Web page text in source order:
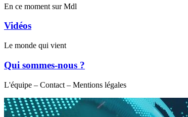
En ce moment sur Mdl
Vidéos
Le monde qui vient
Qui sommes-nous ?
L'équipe – Contact – Mentions légales